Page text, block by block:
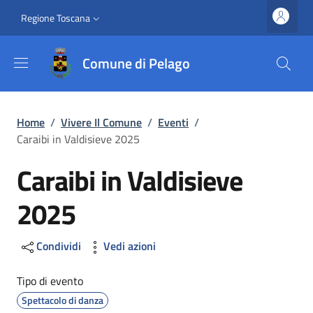
Slim top
Regione Toscana
Comune di Pelago
Briciole di pane
Home / Vivere Il Comune / Eventi /
Caraibi in Valdisieve 2025
Caraibi in Valdisieve
2025
Condividi Vedi azioni
Tipo di evento
Spettacolo di danza